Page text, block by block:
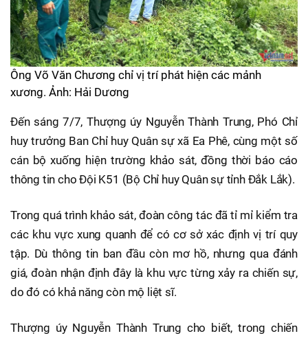
Ông Võ Văn Chương chỉ vị trí phát hiện các mảnh
xương. Ảnh: Hải Dương
Đến sáng 7/7, Thượng úy Nguyễn Thành Trung, Phó Chỉ
huy trưởng Ban Chỉ huy Quân sự xã Ea Phê, cùng một số
cán bộ xuống hiện trường khảo sát, đồng thời báo cáo
thông tin cho Đội K51 (Bộ Chỉ huy Quân sự tỉnh Đắk Lắk).
Trong quá trình khảo sát, đoàn công tác đã tỉ mỉ kiểm tra
các khu vực xung quanh để có cơ sở xác định vị trí quy
tập. Dù thông tin ban đầu còn mơ hồ, nhưng qua đánh
giá, đoàn nhận định đây là khu vực từng xảy ra chiến sự,
do đó có khả năng còn mộ liệt sĩ.
Thượng úy Nguyễn Thành Trung cho biết, trong chiến